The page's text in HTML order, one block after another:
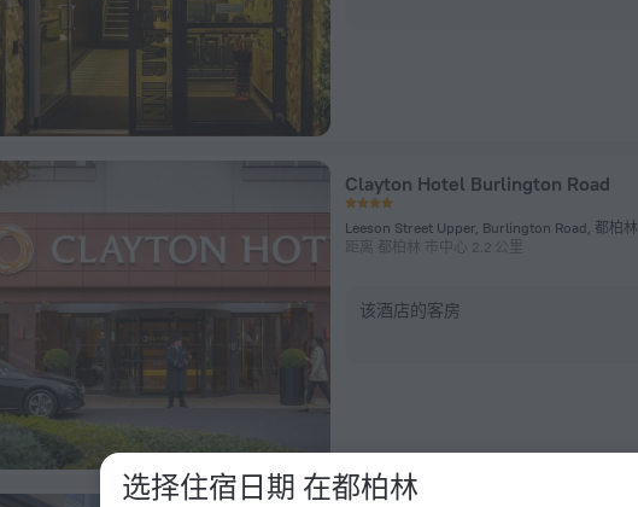
选择住宿日期 在都柏林
Clayton Hotel Burlington Road
Leeson Street Upper, Burlington Road, 都柏林
距离 都柏林 市中心 2.2 公里
该酒店的客房